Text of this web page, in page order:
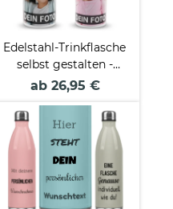
Edelstahl-Trinkflasche
selbst gestalten -
Weiß mit
ml und 750 ml
ab 26,95 €